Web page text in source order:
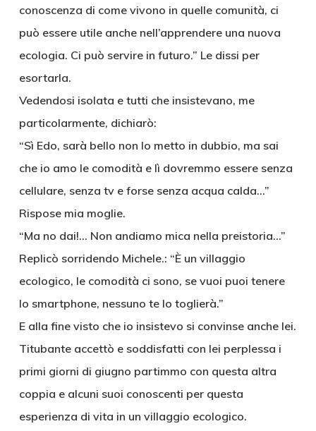
conoscenza di come vivono in quelle comunità, ci
può essere utile anche nell’apprendere una nuova
ecologia. Ci può servire in futuro.” Le dissi per
esortarla.
Vedendosi isolata e tutti che insistevano, me
particolarmente, dichiarò:
“Sì Edo, sarà bello non lo metto in dubbio, ma sai
che io amo le comodità e lì dovremmo essere senza
cellulare, senza tv e forse senza acqua calda…”
Rispose mia moglie.
“Ma no dai!… Non andiamo mica nella preistoria…”
Replicò sorridendo Michele.: “È un villaggio
ecologico, le comodità ci sono, se vuoi puoi tenere
lo smartphone, nessuno te lo toglierà.”
E alla fine visto che io insistevo si convinse anche lei.
Titubante accettò e soddisfatti con lei perplessa i
primi giorni di giugno partimmo con questa altra
coppia e alcuni suoi conoscenti per questa
esperienza di vita in un villaggio ecologico.